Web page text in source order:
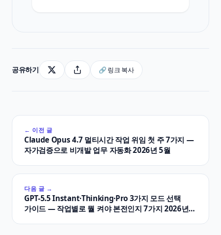
공유하기 🔗 링크 복사
← 이전 글
Claude Opus 4.7 멀티시간 작업 위임 첫 주 7가지 —
자가검증으로 비개발 업무 자동화 2026년 5월
다음 글 →
GPT-5.5 Instant·Thinking·Pro 3가지 모드 선택
가이드 — 작업별로 뭘 켜야 본전인지 7가지 2026년